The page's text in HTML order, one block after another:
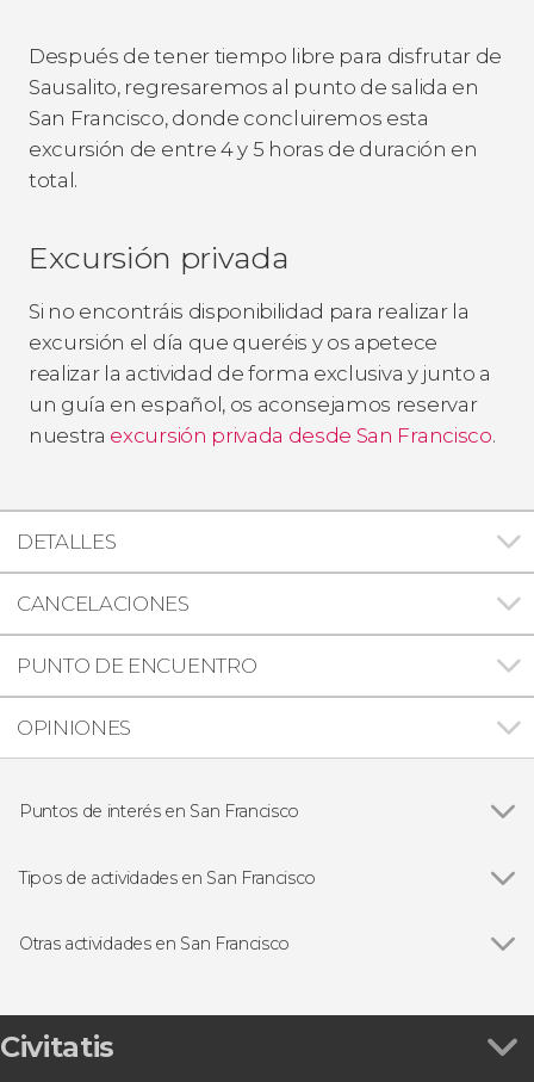
Después de tener tiempo libre para disfrutar de
Sausalito, regresaremos al punto de salida en
San Francisco, donde concluiremos esta
excursión de entre 4 y 5 horas de duración en
total.
Excursión privada
Si no encontráis disponibilidad para realizar la
excursión el día que queréis y os apetece
realizar la actividad de forma exclusiva y junto a
un guía en español, os aconsejamos reservar
nuestra excursión privada desde San Francisco.
DETALLES
CANCELACIONES
PUNTO DE ENCUENTRO
OPINIONES
Puntos de interés en San Francisco
Isla de Alcatraz
Painted Ladies
Tipos de actividades en San Francisco
Free Tour
Autobús turístico
Tarjetas turísticas
Otras actividades en San Francisco
Tour en bicicleta por San Francisco
Tour gastronómico por San Francisco
Civitatis